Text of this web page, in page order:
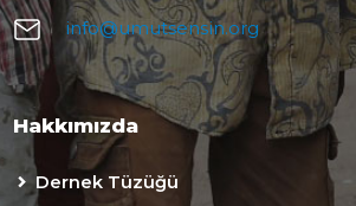
info@umutsensin.org
Hakkımızda
Dernek Tüzüğü